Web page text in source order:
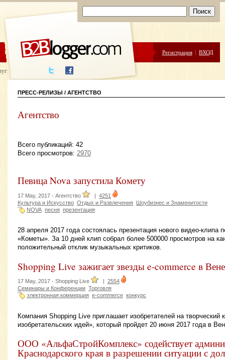
ЦЕНЫ ПОМОЩЬ Регистрация | ВХОД
написания
ПРЕСС-РЕЛИЗЫ / АГЕНТСТВО
Агентство
Всего публикаций: 42
Всего просмотров: 2970
Певица Nova запустила Комету
17 May, 2017 - Агентство | 4251
Культура и Искусство Отдых и Развлечения Шоубизнес и Знаменитости
NOVA песня презентация
28 апреля 2017 года состоялась презентация нового видео-клипа
«Кометы». За 10 дней клип собрал более 500000 просмотров на
положительный отклик музыкальных критиков.
Shopping Live зажигает звезды e-commerce в
17 May, 2017 - Shopping Live
2554
Семинары и Конференции Торговля
электронная коммерция e-commerce конкурс
Компания Shopping Live приглашает изобретателей на творческий
изобретательских идей», который пройдет 20 июня 2017 года в
ООО «АльфаСтройКомплекс» содействует
Краснодарского края в разрешении ситуации с